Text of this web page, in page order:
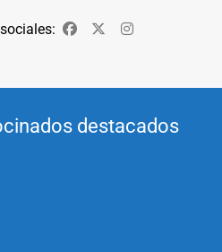
Facebook
TwitterInstagram
destacados